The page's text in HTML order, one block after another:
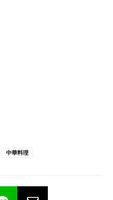
中華料理